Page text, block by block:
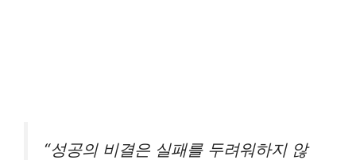
“성공의 비결은 실패를 두려워하지 않